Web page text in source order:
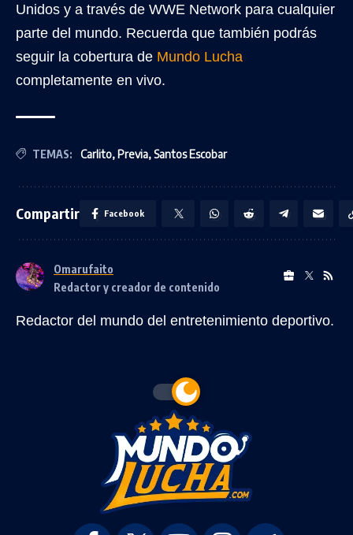
Unidos y a través de WWE Network para cualquier
parte del mundo. Recuerda que también podrás
seguir la cobertura de Mundo Lucha
completamente en vivo.
TEMAS: Carlito,Previa,Santos Escobar
Compartir Facebook
Omarufaito
Redactor y creador de contenido
Redactor del mundo del entretenimiento deportivo.